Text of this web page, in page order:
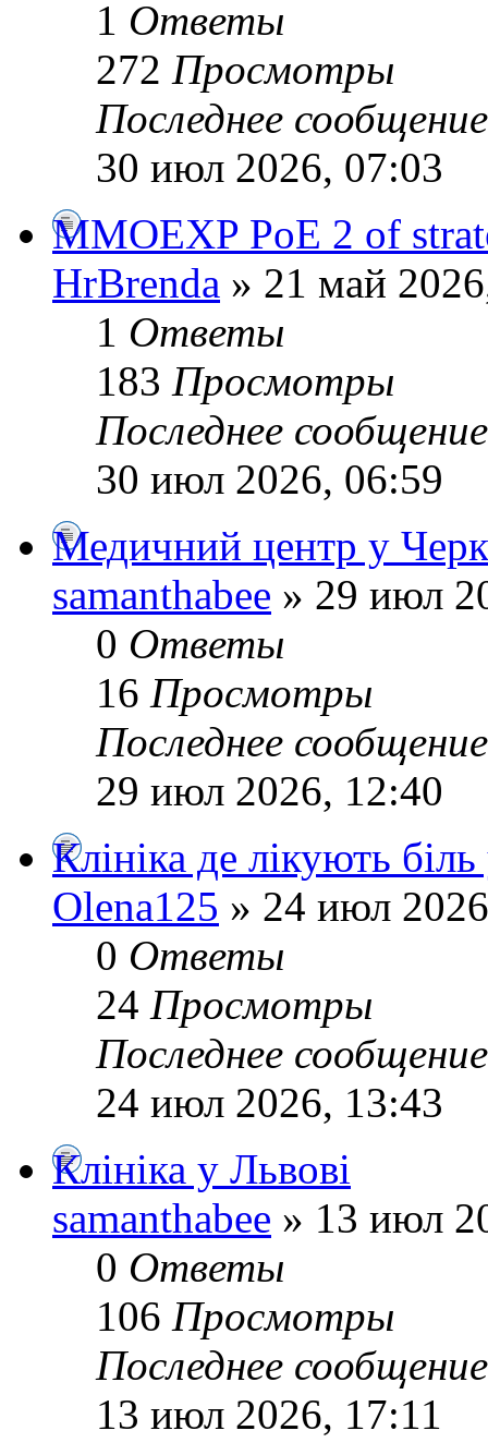
1 Ответы
272 Просмотры
Последнее
30 июл 2026, 07:03
MMOEXP PoE 2 of
HrBrenda » 21 май
1 Ответы
183 Просмотры
Последнее
30 июл 2026, 06:59
Медичний центр у
samanthabee » 29 июл
0 Ответы
16 Просмотры
Последнее
29 июл 2026, 12:40
Клініка де лікують
Olena125 » 24 июл
0 Ответы
24 Просмотры
Последнее
24 июл 2026, 13:43
Клініка у Львові
samanthabee » 13 июл
0 Ответы
106 Просмотры
Последнее
13 июл 2026, 17:11